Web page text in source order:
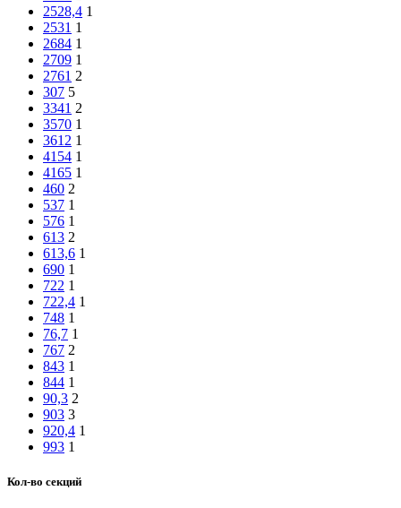
2528,4 1
2531 1
2684 1
2709 1
2761 2
307 5
3341 2
3570 1
3612 1
4154 1
4165 1
460 2
537 1
576 1
613 2
613,6 1
690 1
722 1
722,4 1
748 1
76,7 1
767 2
843 1
844 1
90,3 2
903 3
920,4 1
993 1
Кол-во секций